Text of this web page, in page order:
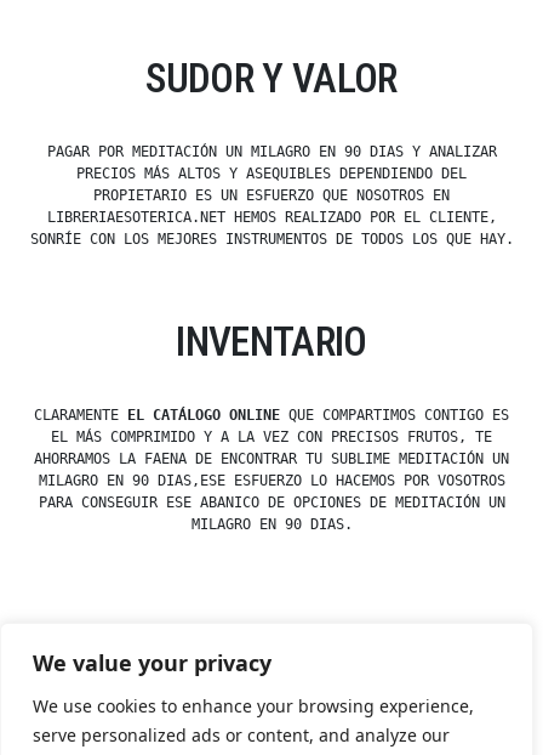
We value your privacy
We use cookies to enhance your browsing experience,
serve personalized ads or content, and analyze our
SUDOR Y VALOR
PAGAR POR MEDITACIÓN UN MILAGRO EN 90 DIAS Y ANALIZAR
PRECIOS MÁS ALTOS Y ASEQUIBLES DEPENDIENDO DEL
PROPIETARIO ES UN ESFUERZO QUE NOSOTROS EN
LIBRERIAESOTERICA.NET HEMOS REALIZADO POR EL CLIENTE,
SONRÍE CON LOS MEJORES INSTRUMENTOS DE TODOS LOS QUE HAY.
INVENTARIO
CLARAMENTE EL CATÁLOGO ONLINE QUE COMPARTIMOS CONTIGO ES
EL MÁS COMPRIMIDO Y A LA VEZ CON PRECISOS FRUTOS, TE
AHORRAMOS LA FAENA DE ENCONTRAR TU SUBLIME MEDITACIÓN UN
MILAGRO EN 90 DIAS,ESE ESFUERZO LO HACEMOS POR VOSOTROS
PARA CONSEGUIR ESE ABANICO DE OPCIONES DE MEDITACIÓN UN
MILAGRO EN 90 DIAS.
by
Posted
Meditación